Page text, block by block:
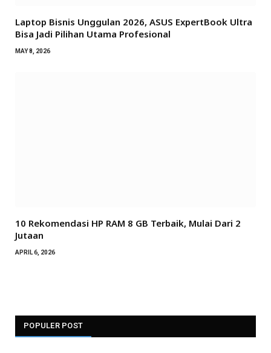
Laptop Bisnis Unggulan 2026, ASUS ExpertBook Ultra
Bisa Jadi Pilihan Utama Profesional
MAY 8, 2026
10 Rekomendasi HP RAM 8 GB Terbaik, Mulai Dari 2
Jutaan
APRIL 6, 2026
POPULER POST